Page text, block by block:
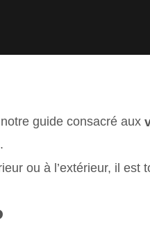
guide consacré aux
.
ou à l’extérieur, il est